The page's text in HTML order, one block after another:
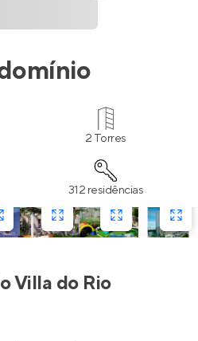
2 Torres
312 residências
Villa do Rio